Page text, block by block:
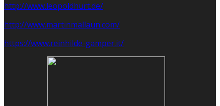
http://www.leopoldhurt.de/
http://www.martinmallaun.com/
https://www.reinhilde-gamper.it/